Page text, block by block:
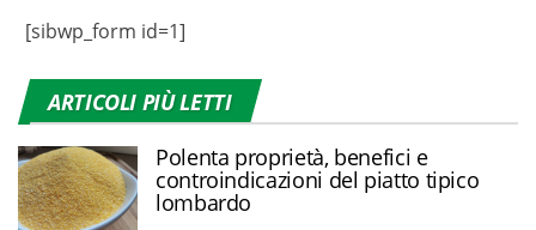
[sibwp_form id=1]
ARTICOLI PIÙ LETTI
Polenta proprietà, benefici e
controindicazioni del piatto tipico
lombardo